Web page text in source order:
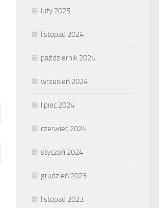
luty 2025
listopad 2024
październik 2024
wrzesień 2024
lipiec 2024
czerwiec 2024
styczeń 2024
grudzień 2023
listopad 2023